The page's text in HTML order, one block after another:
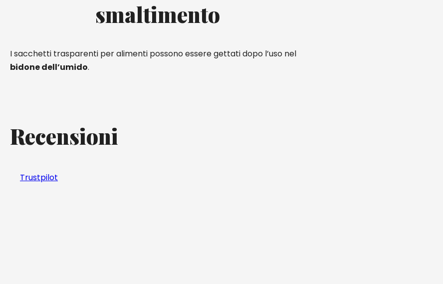
smaltimento
I sacchetti trasparenti per alimenti possono essere gettati dopo l’uso nel
bidone dell’umido.
Recensioni
Trustpilot